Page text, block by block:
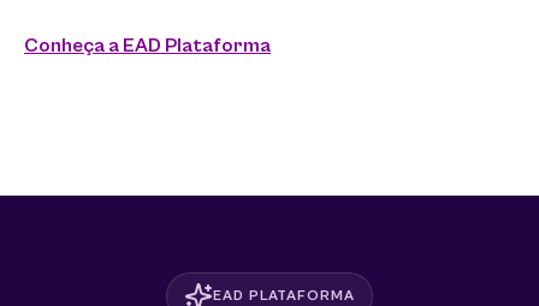
Conheça a EAD Plataforma
EAD PLATAFORMA